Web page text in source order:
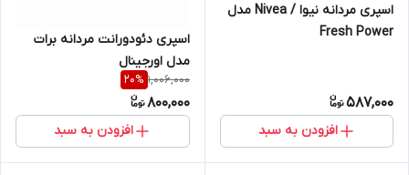
اسپری مردانه نیوا / Nivea مدل
Fresh Power
587,000
افزودن به سبد
اسپری دئودورانت مردانه برات
مدل اورجینال
1,006,000
20%
800,000
افزودن به سبد